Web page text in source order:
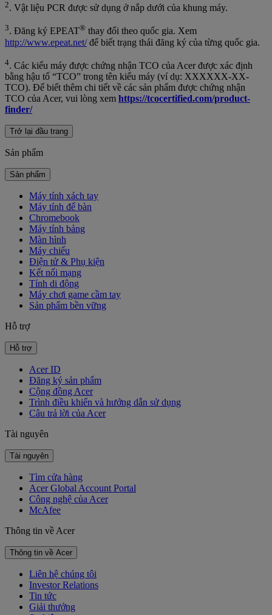
2. Vật liệu PCR được sử dụng ở nắp dưới của khung máy.
3. Đăng ký EPEAT® thay đổi theo quốc gia. Xem
http://www.epeat.net/để biết trạng thái đăng ký của từng quốc gia.
4. Các kiểu máy được chứng nhận TCO của Acer được xác định
bằng hậu tố “TCO” trong tên kiểu máy (ví dụ: XXXXXX-XX-
TCO). Để biết thêm chi tiết về các sản phẩm được chứng nhận
TCO của Acer, vui lòng xem https://tcocertified.com/product-
finder/
Trở lại đầu trang
Sản phẩm
Sản phẩm
Máy tính xách tay
Máy tính để bàn
Chromebook
Máy tính bảng
Màn hình
Máy chiếu
Điện tử & Phụ kiện
Kết nối mạng
Tính di động
Máy chơi game cầm tay
Sản phẩm bền vững
Hỗ trợ
Hỗ trợ
Acer ID
Đăng ký sản phẩm
Cộng đồng Acer
Trình điều khiển và hướng dẫn sử dụng
Câu trả lời của Acer
Tài nguyên
Tài nguyên
Tìm cửa hàng
Acer Global Account Portal
Công nghệ của Acer
McAfee
Thông tin về Acer
Thông tin về Acer
Liên hệ chúng tôi
Investor Relations
Tin tức
Giải thưởng